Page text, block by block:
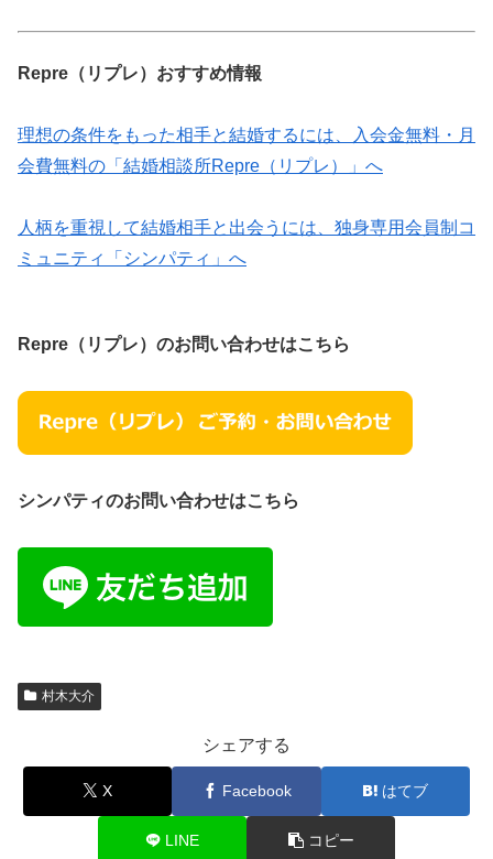
Repre（リプレ）おすすめ情報
理想の条件をもった相手と結婚するには、入会金無料・月
会費無料の「結婚相談所Repre（リプレ）」へ
人柄を重視して結婚相手と出会うには、独身専用会員制コ
ミュニティ「シンパティ」へ
Repre（リプレ）のお問い合わせはこちら
シンパティのお問い合わせはこちら
村木大介
シェアする
X Facebook はてブ
LINE コピー